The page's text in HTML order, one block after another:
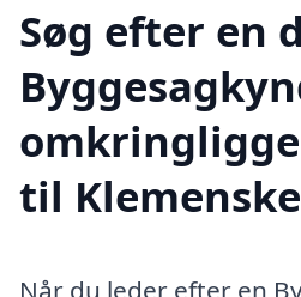
Søg efter en
til
Når du leder efter en